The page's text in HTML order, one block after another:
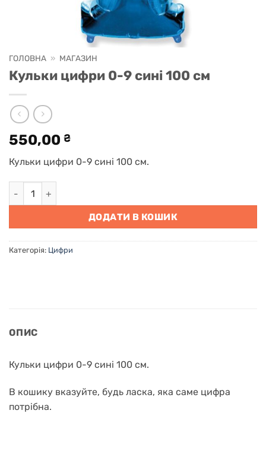
ГОЛОВНА » МАГАЗИН
Кульки цифри 0-9 сині 100 см
550,00 ₴
Кульки цифри 0-9 сині 100 см.
Кульки цифри 0-9 сині 100 см кількість
ДОДАТИ В КОШИК
Категорія: Цифри
ОПИС
Кульки цифри 0-9 сині 100 см.
В кошику вказуйте, будь ласка, яка саме цифра
потрібна.